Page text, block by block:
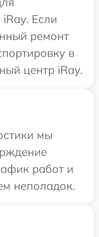
Если
ремонт
в
центр iRay.
мы
работ и
неполадок.